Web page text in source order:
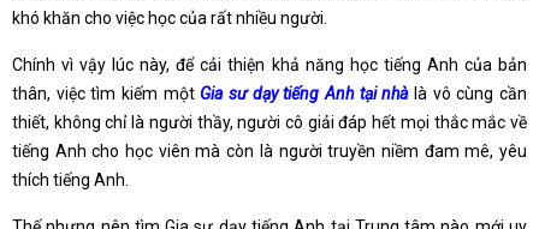
khó khăn cho việc học của rất nhiều người.
Chính vì vậy lúc này, để cải thiện khả năng học tiếng Anh của bản
thân, việc tìm kiếm một Gia sư dạy tiếng Anh tại nhà là vô cùng cần
thiết, không chỉ là người thầy, người cô giải đáp hết mọi thắc mắc về
tiếng Anh cho học viên mà còn là người truyền niềm đam mê, yêu
thích tiếng Anh.